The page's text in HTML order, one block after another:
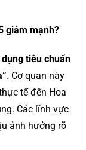
giảm mạnh?
dụng tiêu chuẩn
. Cơ quan này
tế đến Hoa
Các lĩnh vực
ảnh hưởng rõ